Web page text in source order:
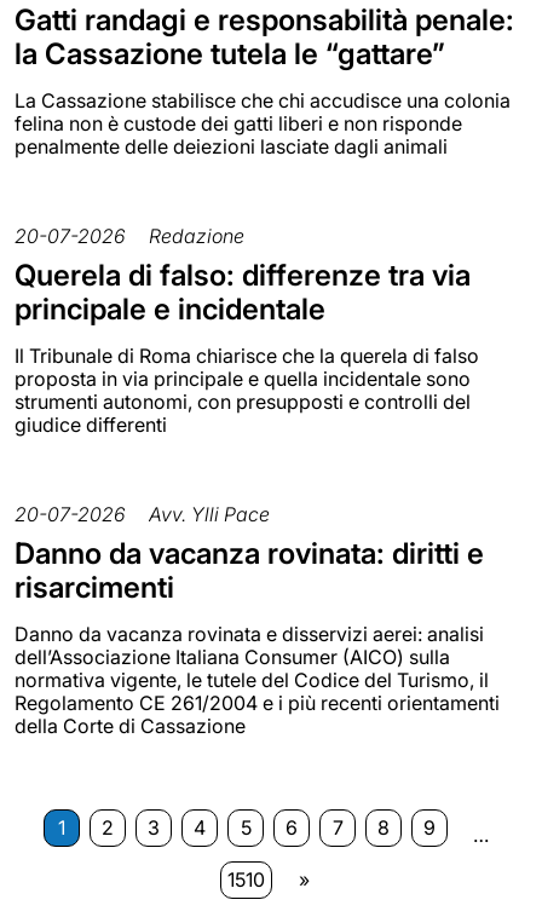
Gatti randagi e responsabilità penale:
la Cassazione tutela le “gattare”
La Cassazione stabilisce che chi accudisce una colonia
felina non è custode dei gatti liberi e non risponde
penalmente delle deiezioni lasciate dagli animali
20-07-2026 Redazione
Querela di falso: differenze tra via
principale e incidentale
Il Tribunale di Roma chiarisce che la querela di falso
proposta in via principale e quella incidentale sono
strumenti autonomi, con presupposti e controlli del
giudice differenti
20-07-2026 Avv. Ylli Pace
Danno da vacanza rovinata: diritti e
risarcimenti
Danno da vacanza rovinata e disservizi aerei: analisi
dell’Associazione Italiana Consumer (AICO) sulla
normativa vigente, le tutele del Codice del Turismo, il
Regolamento CE 261/2004 e i più recenti orientamenti
della Corte di Cassazione
1 2 3 4 5 6 7 8 9
…
1510
»